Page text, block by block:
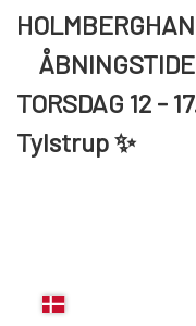
TORSDAG 12 -
Tylstrup ✨